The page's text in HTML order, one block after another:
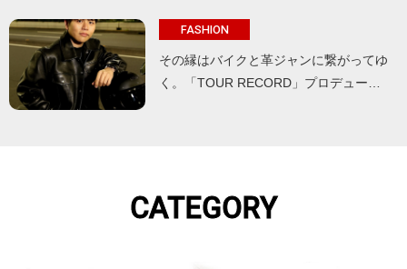
FASHION
その縁はバイクと革ジャンに繋がってゆ
く。「TOUR RECORD」プロデュー…
CATEGORY